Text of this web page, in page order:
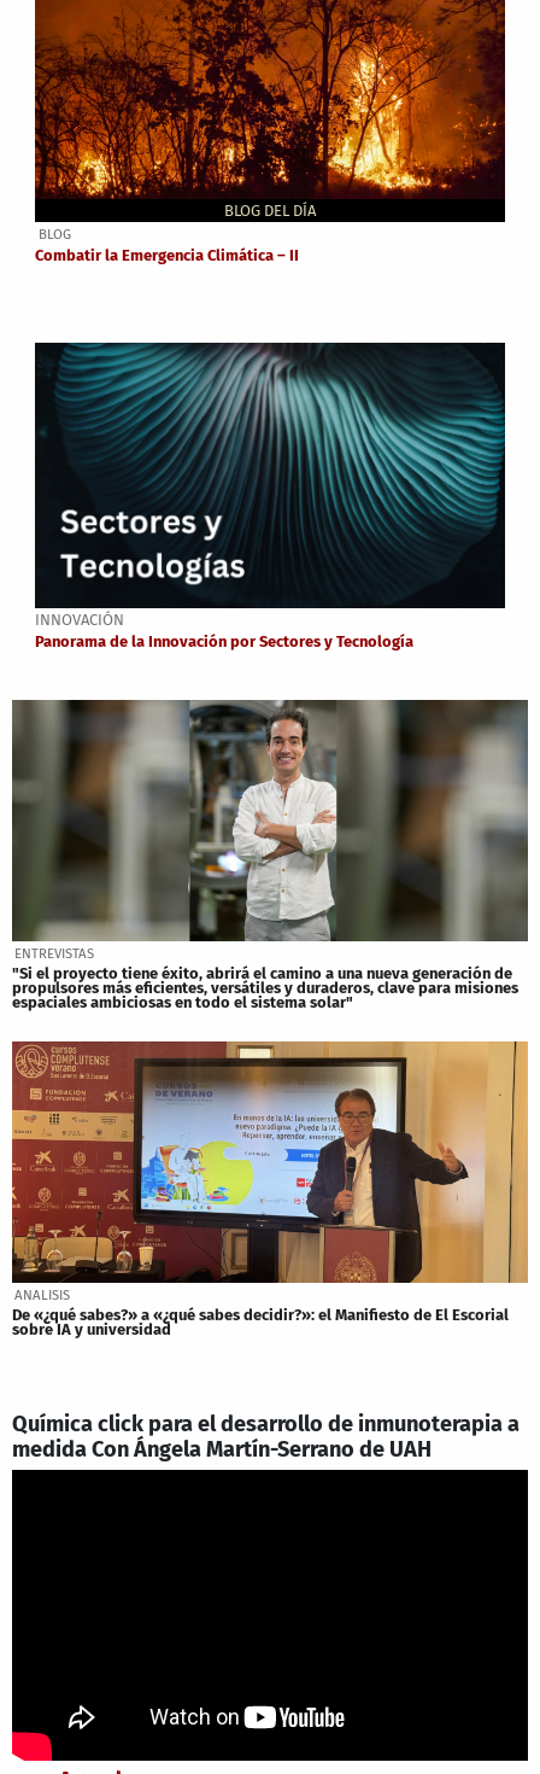
BLOG DEL DÍA
BLOG
Combatir la Emergencia Climática – II
INNOVACIÓN
Panorama de la Innovación por Sectores y Tecnología
ENTREVISTAS
"Si el proyecto tiene éxito, abrirá el camino a una nueva generación de
propulsores más eficientes, versátiles y duraderos, clave para misiones
espaciales ambiciosas en todo el sistema solar"
ANALISIS
De «¿qué sabes?» a «¿qué sabes decidir?»: el Manifiesto de El Escorial
sobre IA y universidad
Química click para el desarrollo de inmunoterapia a
medida Con Ángela Martín-Serrano de UAH